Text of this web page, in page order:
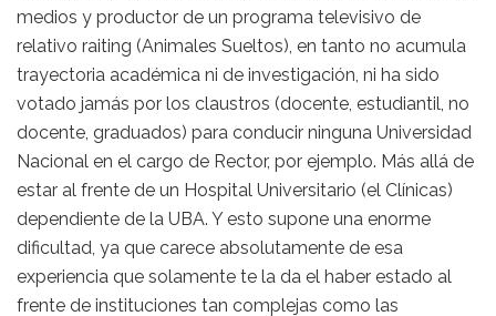
medios y productor de un programa televisivo de
relativo raiting (Animales Sueltos), en tanto no acumula
trayectoria académica ni de investigación, ni ha sido
votado jamás por los claustros (docente, estudiantil, no
docente, graduados) para conducir ninguna Universidad
Nacional en el cargo de Rector, por ejemplo. Más allá de
estar al frente de un Hospital Universitario (el Clínicas)
dependiente de la UBA. Y esto supone una enorme
dificultad, ya que carece absolutamente de esa
experiencia que solamente te la da el haber estado al
frente de instituciones tan complejas como las